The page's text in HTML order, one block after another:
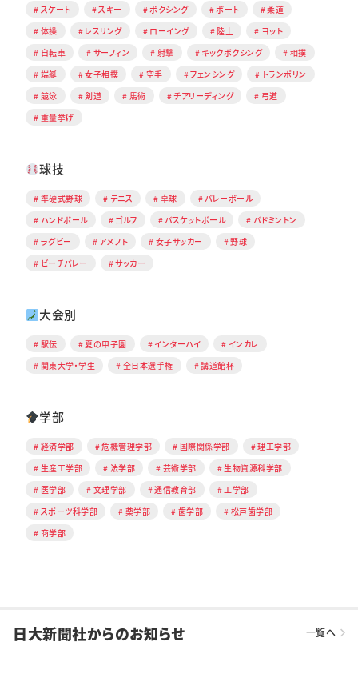
スケート スキー ボクシング ボート
柔道
体操
レスリング ローイング 陸上
ヨット
自転車
サーフィン 射撃 キックボクシング
相撲
端艇
女子相撲 空手 フェンシング
トランポリン
競泳
剣道 馬術 チアリーディング
弓道
重量挙げ
球技
準硬式野球 テニス 卓球
バレーボール
ハンドボール
ゴルフ バスケットボール
バドミントン
ラグビー
アメフト 女子サッカー
野球
ビーチバレー
サッカー
大会別
駅伝 夏の甲子園 インターハイ
インカレ
関東大学・学生
全日本選手権 講道館杯
学部
経済学部 危機管理学部 国際関係学部
理工学部
生産工学部
法学部 芸術学部
生物資源科学部
医学部
文理学部 通信教育部
工学部
スポーツ科学部
薬学部 歯学部
松戸歯学部
商学部
日大新聞社からのお知らせ 一覧へ